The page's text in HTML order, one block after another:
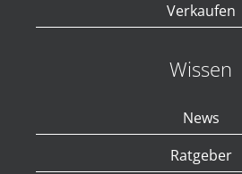
Verkaufen
Wissen
News
Ratgeber